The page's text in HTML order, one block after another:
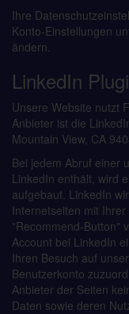
Ihre
Konto-Einstellungen
ändern.
LinkedIn
Unsere Website nutzt
Anbieter ist die
Mountain View, CA
Bei jedem Abruf einer
LinkedIn enthält, wird
aufgebaut. LinkedIn
Internetseiten mit
"Recommend-Button"
Account bei LinkedIn
Ihren Besuch auf
Benutzerkonto
Anbieter der Seiten
Daten sowie deren